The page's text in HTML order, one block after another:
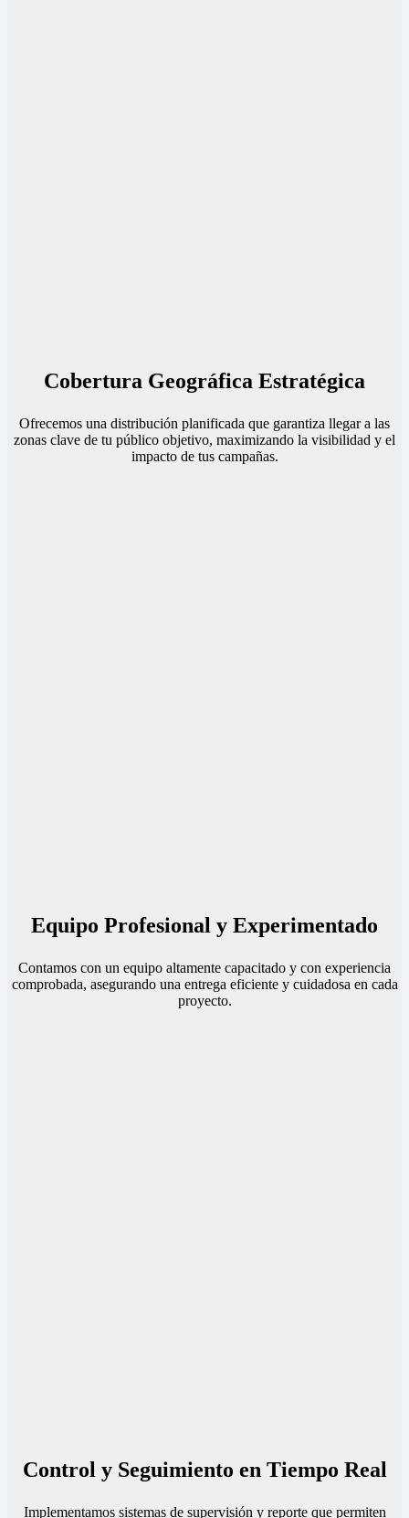
Cobertura Geográfica Estratégica
Ofrecemos una distribución planificada que garantiza llegar a las
zonas clave de tu público objetivo, maximizando la visibilidad y el
impacto de tus campañas.
Equipo Profesional y Experimentado
Contamos con un equipo altamente capacitado y con experiencia
comprobada, asegurando una entrega eficiente y cuidadosa en cada
proyecto.
Control y Seguimiento en Tiempo Real
Implementamos sistemas de supervisión y reporte que permiten